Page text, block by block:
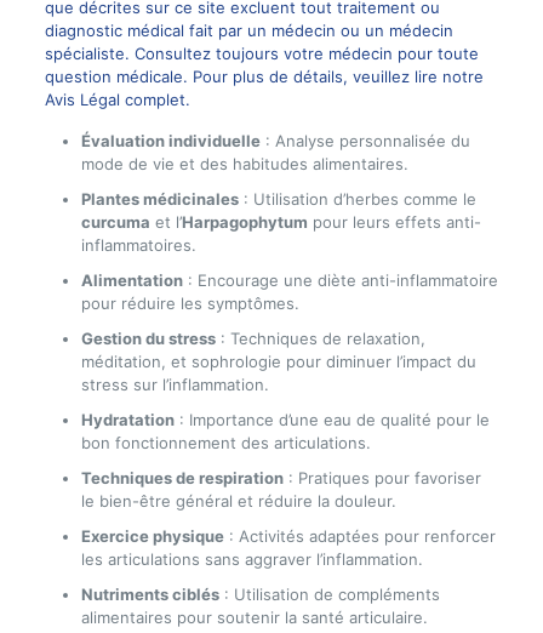
que décrites sur ce site excluent tout traitement ou
diagnostic médical fait par un médecin ou un médecin
spécialiste. Consultez toujours votre médecin pour toute
question médicale. Pour plus de détails, veuillez lire notre
Avis Légal complet.
Évaluation individuelle: Analyse personnalisée du
mode de vie et des habitudes alimentaires.
Plantes médicinales: Utilisation d’herbes comme le
curcuma et l’Harpagophytum pour leurs effets anti-
inflammatoires.
Alimentation: Encourage une diète anti-inflammatoire
pour réduire les symptômes.
Gestion du stress: Techniques de relaxation,
méditation, et sophrologie pour diminuer l’impact du
stress sur l’inflammation.
Hydratation: Importance d’une eau de qualité pour le
bon fonctionnement des articulations.
Techniques de respiration: Pratiques pour favoriser
le bien-être général et réduire la douleur.
Exercice physique: Activités adaptées pour renforcer
les articulations sans aggraver l’inflammation.
Nutriments ciblés: Utilisation de compléments
alimentaires pour soutenir la santé articulaire.